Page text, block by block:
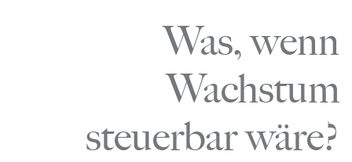
Was, wenn
Wachstum
steuerbar wäre?